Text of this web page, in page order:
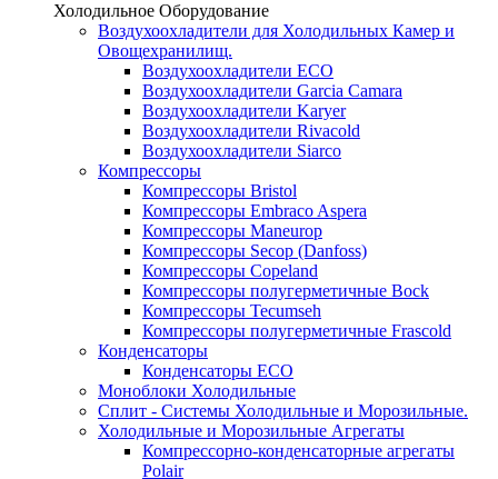
Холодильное Оборудование
Воздухоохладители для Холодильных Камер и
Овощехранилищ.
Воздухоохладители ECO
Воздухоохладители Garcia Camara
Воздухоохладители Karyer
Воздухоохладители Rivacold
Воздухоохладители Siarco
Компрессоры
Компрессоры Bristol
Компрессоры Embraco Aspera
Компрессоры Maneurop
Компрессоры Secop (Danfoss)
Компрессоры Copeland
Компрессоры полугерметичные Bock
Компрессоры Tecumseh
Компрессоры полугерметичные Frascold
Конденсаторы
Конденсаторы ECO
Моноблоки Холодильные
Сплит - Системы Холодильные и Морозильные.
Холодильные и Морозильные Агрегаты
Компрессорно-конденсаторные агрегаты
Polair